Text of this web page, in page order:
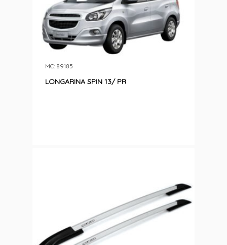
LONGARINA SPIN 13/ PR
MC: 89185